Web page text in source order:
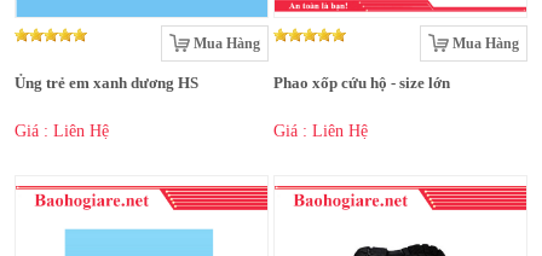
Mua Hàng
Ủng trẻ em xanh dương HS
Giá : Liên Hệ
Mua Hàng
Phao xốp cứu hộ - size lớn
Giá : Liên Hệ